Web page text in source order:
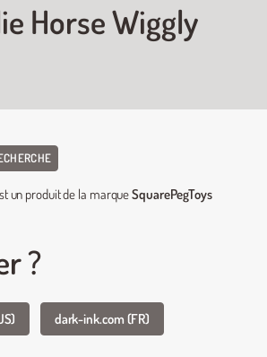
Horse Wiggly
un produit de la marqueSquarePegToys
?
dark-ink.com (FR)